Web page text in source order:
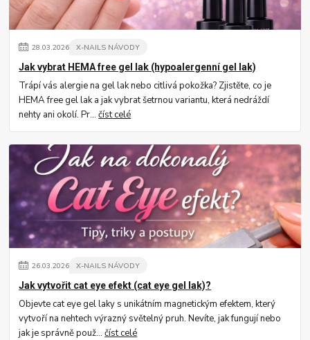
28.03.2026 X-NAILS NÁVODY
Jak vybrat HEMA free gel lak (hypoalergenní gel lak)
Trápí vás alergie na gel lak nebo citlivá pokožka? Zjistěte, co je
HEMA free gel lak a jak vybrat šetrnou variantu, která nedráždí
nehty ani okolí. Pr...číst celé
26.03.2026 X-NAILS NÁVODY
Jak vytvořit cat eye efekt (cat eye gel lak)?
Objevte cat eye gel laky s unikátním magnetickým efektem, který
vytvoří na nehtech výrazný světelný pruh. Nevíte, jak fungují nebo
jak je správně použ...číst celé